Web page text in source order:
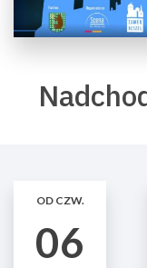
OD CZW.
06